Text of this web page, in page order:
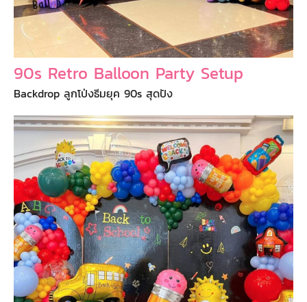
90s Retro Balloon Party Setup
Backdrop ลูกโป่งธีมยุค 90s สุดปัง